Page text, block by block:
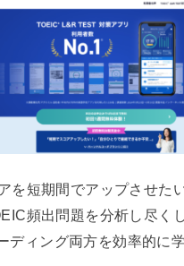
を短期間でアップさせた
頻出問題を分析し尽く
ディング両方を効率的に学